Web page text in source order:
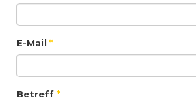
E-Mail *
Betreff *